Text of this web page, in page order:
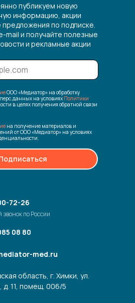
публикуем новую
информацию, акции
предложения по подписке.
mail и получайте полезные
и рекламные акции
ООО «Медиатор» на обработку
на условиях Политики
в целях получения обратной связи
на получение материалов и
от ООО «Медиатор» на условиях
72-26
по России
med.ru
область, г. Химки, ул.
д. 11, помещ. 006/5
08 80